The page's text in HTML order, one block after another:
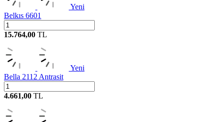
Yeni
Belkıs 6601
15.764,00 TL
Yeni
Bella 2112 Antrasit
4.661,00 TL